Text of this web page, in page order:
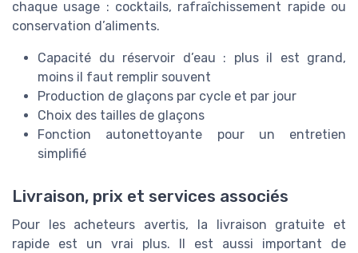
chaque usage : cocktails, rafraîchissement rapide ou
conservation d’aliments.
Capacité du réservoir d’eau : plus il est grand,
moins il faut remplir souvent
Production de glaçons par cycle et par jour
Choix des tailles de glaçons
Fonction autonettoyante pour un entretien
simplifié
Livraison, prix et services associés
Pour les acheteurs avertis, la livraison gratuite et
rapide est un vrai plus. Il est aussi important de